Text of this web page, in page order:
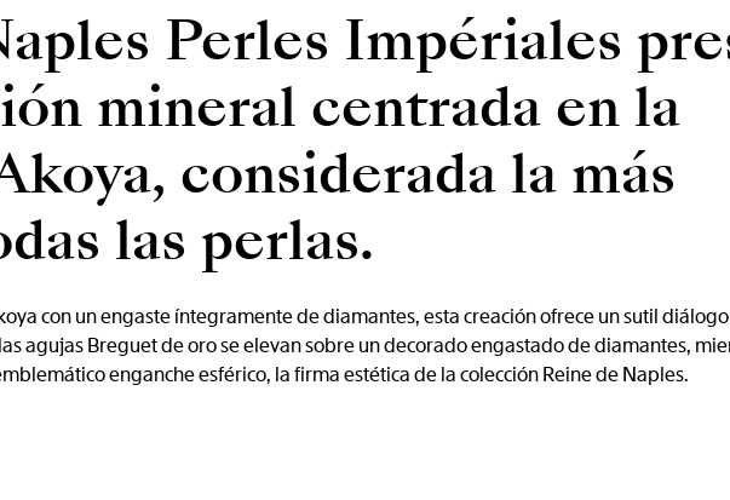
Perles Impériales
mineral centrada en la
considerada la más
las perlas.
con un engaste íntegramente de diamantes, esta creación ofrece un sutil
agujas Breguet de oro se elevan sobre un decorado engastado de diamantes,
enganche esférico, la firma estética de la colección Reine de Naples.